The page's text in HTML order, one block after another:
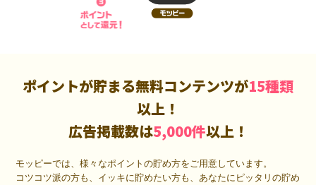
ポイントが貯まる無料コンテンツが15種類
以上！
広告掲載数は5,000件以上！
モッピーでは、様々なポイントの貯め方をご用意しています。
コツコツ派の方も、イッキに貯めたい方も、あなたにピッタリの貯め